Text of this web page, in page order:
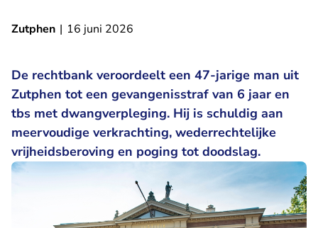
Zutphen | 16 juni 2026
De rechtbank veroordeelt een 47-jarige man uit
Zutphen tot een gevangenisstraf van 6 jaar en
tbs met dwangverpleging. Hij is schuldig aan
meervoudige verkrachting, wederrechtelijke
vrijheidsberoving en poging tot doodslag.